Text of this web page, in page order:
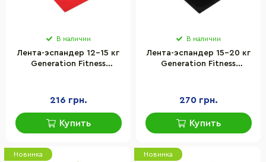
В наличии
Лента-эспандер 12-15 кг
Generation Fitness
216 грн.
Купить
В наличии
Лента-эспандер 15-20 кг
Generation Fitness
270 грн.
Купить
Новинка Новинка